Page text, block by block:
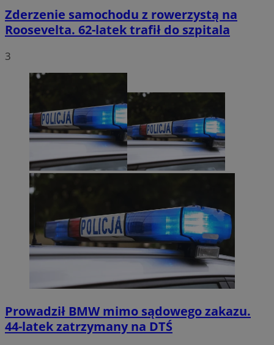
Zderzenie samochodu z rowerzystą na
Roosevelta. 62-latek trafił do szpitala
3
Prowadził BMW mimo sądowego zakazu.
44-latek zatrzymany na DTŚ